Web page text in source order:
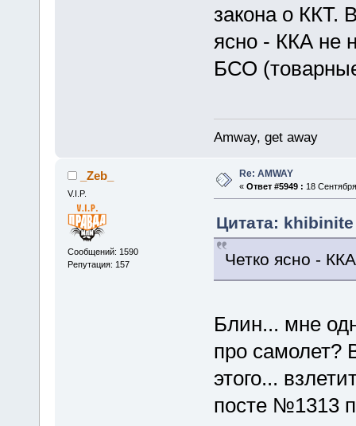
закона о ККТ.
ясно - ККА не
БСО
Amway, get away
_Zeb_
V.I.P.
Сообщений: 1590
Репутация: 157
Re: AMWAY
« Ответ #5949 : 18
Цитата:
Четко ясно -
Блин... мне
про самолет?
этого...
посте №1313